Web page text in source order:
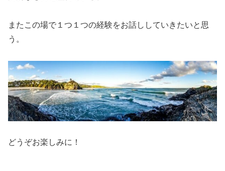
またこの場で１つ１つの経験をお話ししていきたいと思
う。
どうぞお楽しみに！